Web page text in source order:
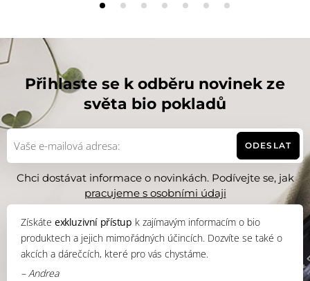
Přihlaste se k odběru novinek ze
světa bio pokladů
ODESLAT
Chci dostávat informace o novinkách. Podívejte se, jak
pracujeme s osobními údaji
Získáteexkluzivní přístup k zajímavým informacím o bio
produktech a jejich mimořádných účincích. Dozvíte se také o
akcích a dárečcích, které pro vás chystáme.
– Andrea